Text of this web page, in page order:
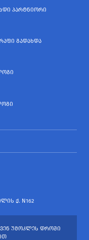
ᲞᲐᲠᲢᲜᲘᲝᲠᲘ
ᲒᲐᲓᲐᲮᲓᲐ
Ქ. N162
ᲣᲛᲝᲙᲚᲔᲡ ᲓᲠᲝᲨᲘ